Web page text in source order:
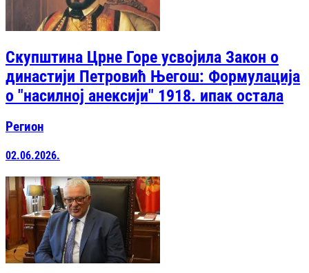
Скупштина Црне Горе усвојила Закон о
династији Петровић Његош: Формулација
о "насилној анексији" 1918. ипак остала
Регион
02.06.2026.